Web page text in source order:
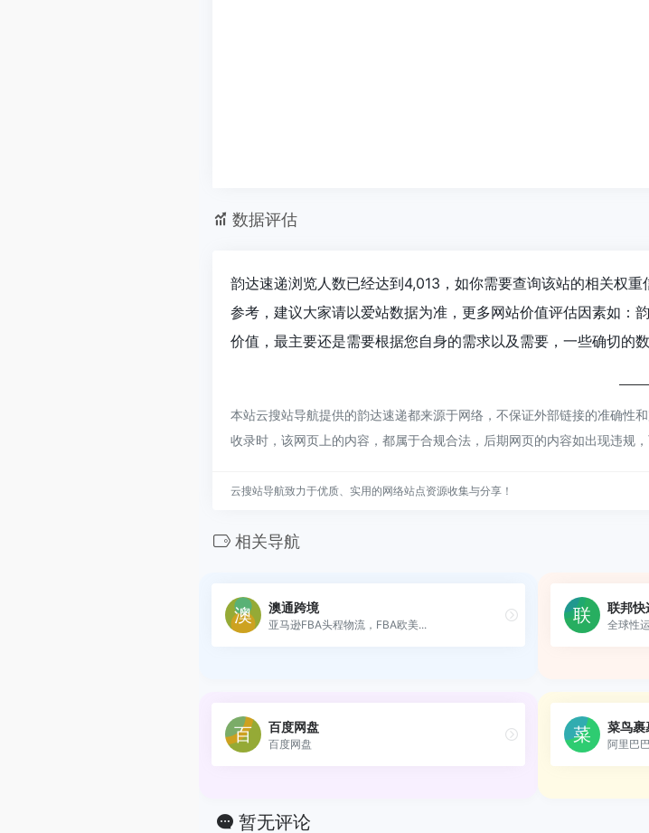
数据评估
韵达速递浏览人数已经达到4,013，如你需要查询该站的相关权重
参考，建议大家请以爱站数据为准，更多网站价值评估因素如：
价值，最主要还是需要根据您自身的需求以及需要，一些确切的
本站云搜站导航提供的韵达速递都来源于网络，不保证外部链接的准确
收录时，该网页上的内容，都属于合规合法，后期网页的内容如出现违规
云搜站导航致力于优质、实用的网络站点资源收集与分享！
相关导航
澳通跨境
亚马逊FBA头程物流，FBA欧美...
联邦快
全球性
百度网盘
百度网盘
菜鸟裹
阿里巴
暂无评论